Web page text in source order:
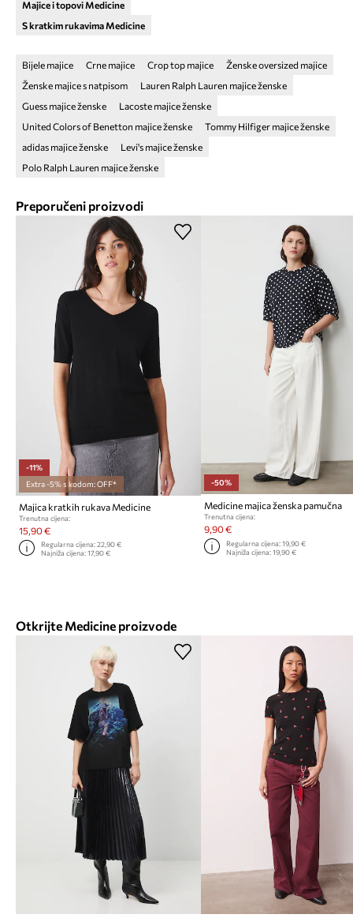
Majice i topovi Medicine
S kratkim rukavima Medicine
Bijele majice Crne majice Crop top majice
Ženske oversized majice
Ženske majice s natpisom
Lauren Ralph Lauren majice ženske
Guess majice ženske
Lacoste majice ženske
United Colors of Benetton majice ženske
Tommy Hilfiger majice ženske
adidas majice ženske
Levi's majice ženske
Polo Ralph Lauren majice ženske
Preporučeni proizvodi
-11%
Extra -5% s kodom: OFF*
Majica kratkih rukava Medicine
Trenutna cijena:
15,90 €
Regularna cijena:22,90 €
Najniža cijena:17,90 €
-50%
Medicine majica ženska pamučna
Trenutna cijena:
9,90 €
Regularna cijena: 19,90 €
Najniža cijena: 19,90 €
Otkrijte Medicine proizvode